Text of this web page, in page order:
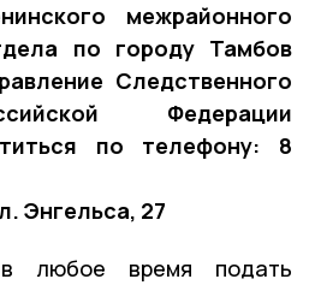
межрайонного
по городу Тамбов
Следственного
Федерации
по телефону: 8
Энгельса, 27
любое время подать